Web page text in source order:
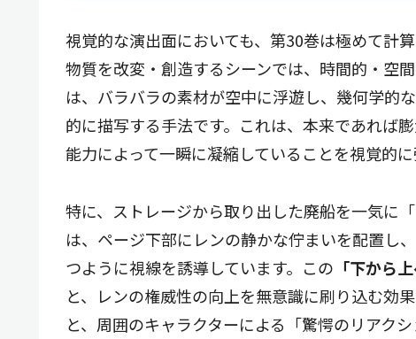
視覚的な演出面においても、第30巻は極めて計
物質を改変・創造するシーンでは、時間的・空
は、バラバラの素材が空中に浮遊し、幾何学的
的に描写する手法です。これは、本来であれば
能力によって一瞬に凝縮していることを視覚的に
特に、ストレージから取り出した廃船を一気に
は、ページ下部にレンの静かな佇まいを配置し
つように視線を誘導しています。この 「下から
と、レンの権威性の向上を無意識に刷り込む効
と、周囲のキャラクターによる「驚愕のリアク